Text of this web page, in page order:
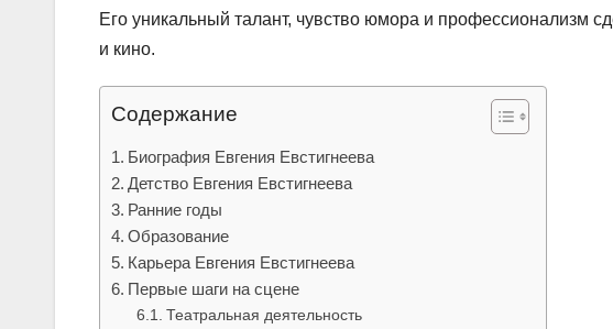
Его уникальный талант, чувство юмора и профессионализм
и кино.
Содержание
Биография Евгения Евстигнеева
Детство Евгения Евстигнеева
Ранние годы
Образование
Карьера Евгения Евстигнеева
Первые шаги на сцене
Театральная деятельность